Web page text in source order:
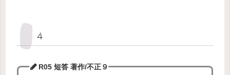
４
R05 短答 著作/不正９